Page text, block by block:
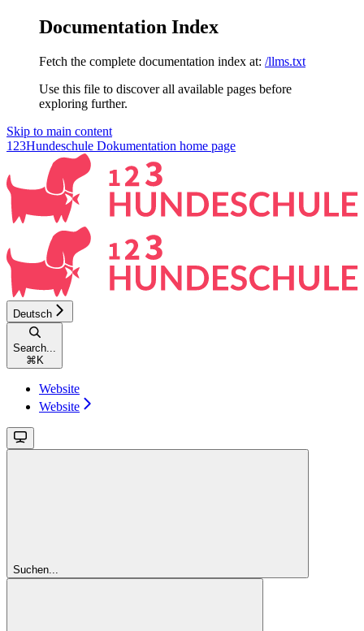
Documentation Index
Fetch the complete documentation index at: /llms.txt
Use this file to discover all available pages before
exploring further.
Skip to main content
123Hundeschule Dokumentation home page
Deutsch
Search...
⌘ K
Website
Website
Suchen...